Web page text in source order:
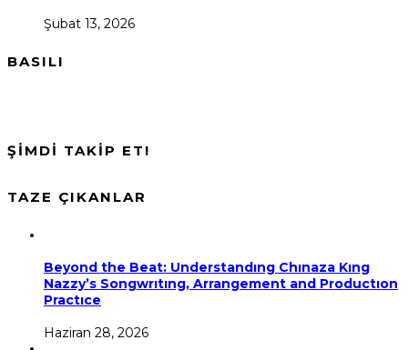
Şubat 13, 2026
BASILI
ŞİMDİ TAKİP ET!
TAZE ÇIKANLAR
Beyond the Beat: Understandıng Chınaza Kıng
Nazzy’s Songwrıtıng, Arrangement and Productıon
Practıce
Haziran 28, 2026